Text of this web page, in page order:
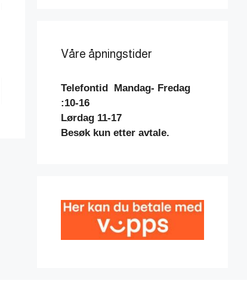
Våre åpningstider
Telefontid Mandag- Fredag
:10-16
Lørdag 11-17
Besøk kun etter avtale.